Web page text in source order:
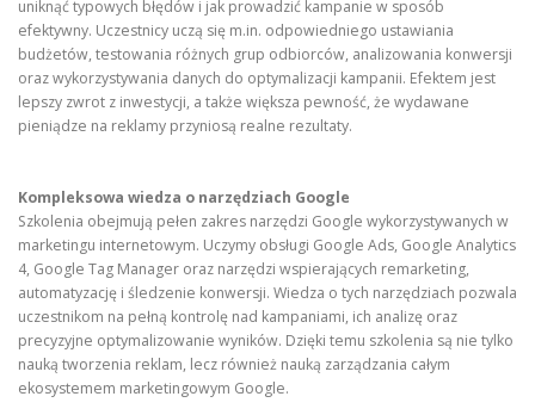
uniknąć typowych błędów i jak prowadzić kampanie w sposób
efektywny. Uczestnicy uczą się m.in. odpowiedniego ustawiania
budżetów, testowania różnych grup odbiorców, analizowania konwersji
oraz wykorzystywania danych do optymalizacji kampanii. Efektem jest
lepszy zwrot z inwestycji, a także większa pewność, że wydawane
pieniądze na reklamy przyniosą realne rezultaty.
Kompleksowa wiedza o narzędziach Google
Szkolenia obejmują pełen zakres narzędzi Google wykorzystywanych w
marketingu internetowym. Uczymy obsługi Google Ads, Google Analytics
4, Google Tag Manager oraz narzędzi wspierających remarketing,
automatyzację i śledzenie konwersji. Wiedza o tych narzędziach pozwala
uczestnikom na pełną kontrolę nad kampaniami, ich analizę oraz
precyzyjne optymalizowanie wyników. Dzięki temu szkolenia są nie tylko
nauką tworzenia reklam, lecz również nauką zarządzania całym
ekosystemem marketingowym Google.